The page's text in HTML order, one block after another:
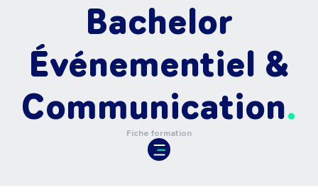
Bachelor
Événementiel &
Communication
Fiche formation